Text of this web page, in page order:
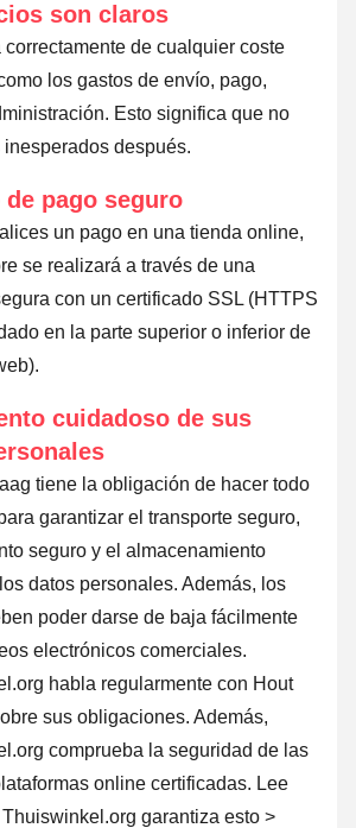
son claros
correctamente de cualquier coste
los gastos de envío, pago,
Esto significa que no
inesperados después.
de pago seguro
un pago en una tienda online,
se realizará a través de una
con un certificado SSL (HTTPS
en la parte superior o inferior de
cuidadoso de sus
tiene la obligación de hacer todo
garantizar el transporte seguro,
seguro y el almacenamiento
datos personales. Además, los
poder darse de baja fácilmente
electrónicos comerciales.
habla regularmente con Hout
sus obligaciones. Además,
comprueba la seguridad de las
online certificadas. Lee
garantiza esto >